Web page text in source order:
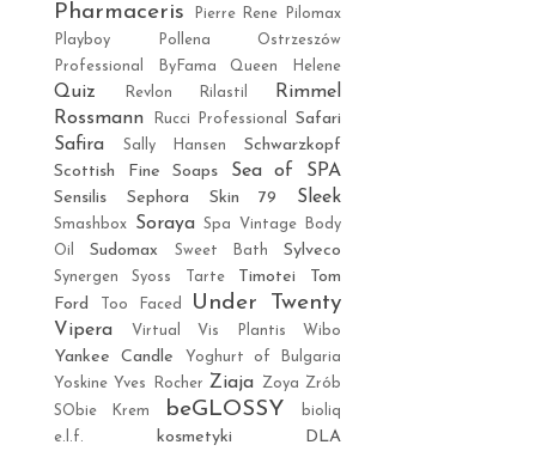
Pharmaceris Pierre Rene
Pilomax
Playboy
Pollena Ostrzeszów
Professional ByFama
Queen Helene
Quiz Revlon Rilastil
Rimmel
Rossmann
Rucci Professional Safari
Safira Sally Hansen
Schwarzkopf
Scottish Fine Soaps
Sea of SPA
Sensilis Sephora Skin 79 Sleek
Smashbox Soraya Spa Vintage Body
Oil
Sudomax Sweet Bath Sylveco
Synergen Syoss Tarte Timotei
Tom
Ford
Too Faced Under Twenty
Vipera Virtual Vis Plantis Wibo
Yankee Candle
Yoghurt of Bulgaria
Yoskine Yves Rocher Ziaja Zoya Zrób
SObie Krem
beGLOSSY
bioliq
e.l.f.
kosmetyki DLA